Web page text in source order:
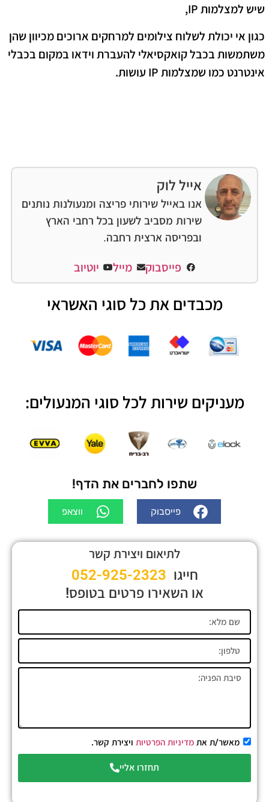
שיש למצלמות IP,
כגון אי יכולת לשלוח צילומים למרחקים ארוכים מכיוון שהן
משתמשות בכבל קואקסיאלי להעברת וידאו במקום בכבלי
אינטרנט כמו שמצלמות IP עושות.
אייל לוק
אנו באייל שירותי פריצה ומנעולנות נותנים
שירות מסביב לשעון בכל רחבי הארץ
ובפריסה ארצית רחבה.
פייסבוק מייל יוטיוב
מכבדים את כל סוגי האשראי
מעניקים שירות לכל סוגי המנעולים:
שתפו לחברים את הדף!
פייסבוק ווצאפ
לתיאום ויצירת קשר
חייגו 052-925-2323
או השאירו פרטים בטופס!
מאשר/ת את מדיניות הפרטיות ויצירת קשר.
תחזרו אליי